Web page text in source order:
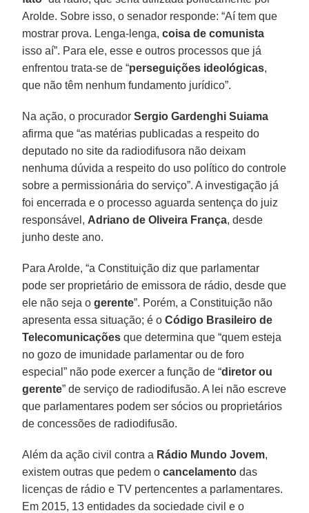
Arolde. Sobre isso, o senador responde: “Aí tem que
mostrar prova. Lenga-lenga,coisa de comunista
isso aí”. Para ele, esse e outros processos que já
enfrentou trata-se de “perseguições ideológicas,
que não têm nenhum fundamento jurídico”.
Na ação, o procuradorSergio Gardenghi Suiama
afirma que “as matérias publicadas a respeito do
deputado no site da radiodifusora não deixam
nenhuma dúvida a respeito do uso político do controle
sobre a permissionária do serviço”. A investigação já
foi encerrada e o processo aguarda sentença do juiz
responsável, Adriano de Oliveira França, desde
junho deste ano.
Para Arolde, “a Constituição diz que parlamentar
pode ser proprietário de emissora de rádio, desde que
ele não seja ogerente”. Porém, a Constituição não
apresenta essa situação; é oCódigo Brasileiro de
Telecomunicações que determina que “quem esteja
no gozo de imunidade parlamentar ou de foro
especial” não pode exercer a função de “diretor ou
gerente” de serviço de radiodifusão. A lei não escreve
que parlamentares podem ser sócios ou proprietários
de concessões de radiodifusão.
Além da ação civil contra a Rádio Mundo Jovem,
existem outras que pedem ocancelamento das
licenças de rádio e TV pertencentes a parlamentares.
Em 2015, 13 entidades da sociedade civil e o